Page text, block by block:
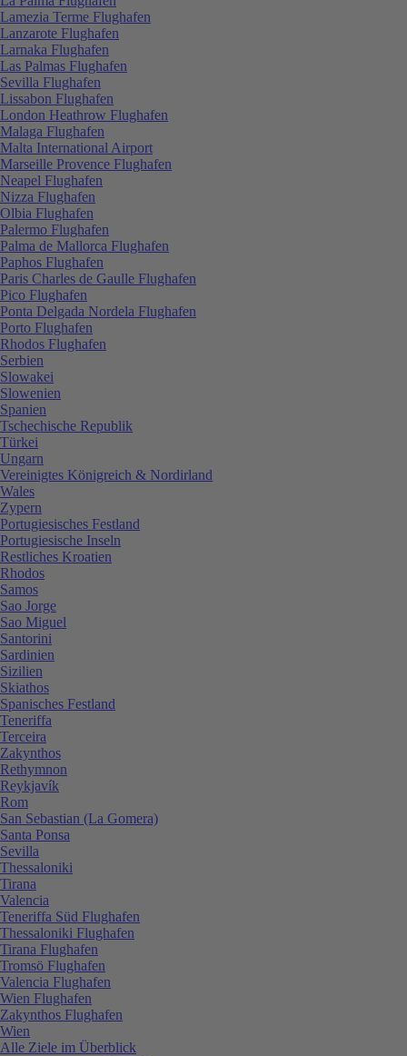
Lamezia Terme Flughafen
Lanzarote Flughafen
Larnaka Flughafen
Las Palmas Flughafen
Sevilla Flughafen
Lissabon Flughafen
London Heathrow Flughafen
Malaga Flughafen
Malta International Airport
Marseille Provence Flughafen
Neapel Flughafen
Nizza Flughafen
Olbia Flughafen
Palermo Flughafen
Palma de Mallorca Flughafen
Paphos Flughafen
Paris Charles de Gaulle Flughafen
Pico Flughafen
Ponta Delgada Nordela Flughafen
Porto Flughafen
Rhodos Flughafen
Serbien
Slowakei
Slowenien
Spanien
Tschechische Republik
Türkei
Ungarn
Vereinigtes Königreich & Nordirland
Wales
Zypern
Portugiesisches Festland
Portugiesische Inseln
Restliches Kroatien
Rhodos
Samos
Sao Jorge
Sao Miguel
Santorini
Sardinien
Sizilien
Skiathos
Spanisches Festland
Teneriffa
Terceira
Zakynthos
Rethymnon
Reykjavík
Rom
San Sebastian (La Gomera)
Santa Ponsa
Sevilla
Thessaloniki
Tirana
Valencia
Teneriffa Süd Flughafen
Thessaloniki Flughafen
Tirana Flughafen
Tromsö Flughafen
Valencia Flughafen
Wien Flughafen
Zakynthos Flughafen
Wien
Alle Ziele im Überblick